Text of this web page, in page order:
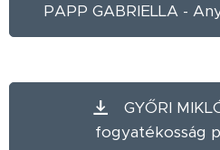
PAPP GABRIELLA -
GYŐRI
fogyatékosság